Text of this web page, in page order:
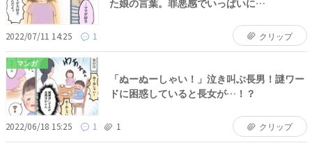
2022/07/11 14:25 1 クリップ
マンガ
「ぬーぬーしゃい！」泣き叫ぶ長男！謎ワー
ドに困惑していると長女が…！？
2022/06/18 15:25 1 1 クリップ